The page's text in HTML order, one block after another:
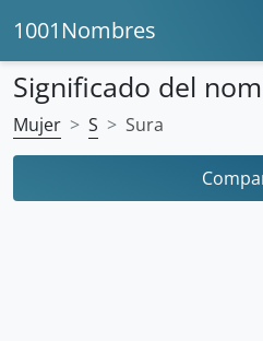
1001Nombres
Significado del
Mujer S Sura